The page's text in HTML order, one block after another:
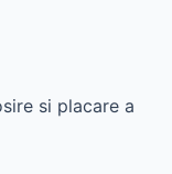
si placare a